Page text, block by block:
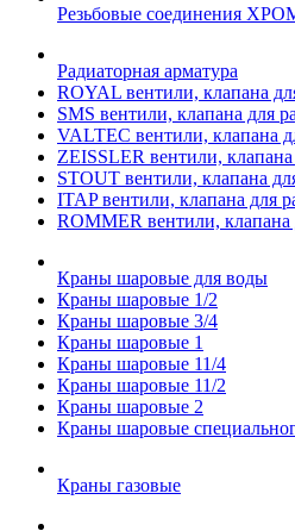
Резьбовые соединения
Радиаторная арматура
ROYAL вентили, клапана
SMS вентили, клапана для
VALTEC вентили, клапана
ZEISSLER вентили, клапана
STOUT вентили, клапана
ITAP вентили, клапана для
ROMMER вентили, клапана
Краны шаровые для воды
Краны шаровые 1/2
Краны шаровые 3/4
Краны шаровые 1
Краны шаровые 11/4
Краны шаровые 11/2
Краны шаровые 2
Краны шаровые
Краны газовые